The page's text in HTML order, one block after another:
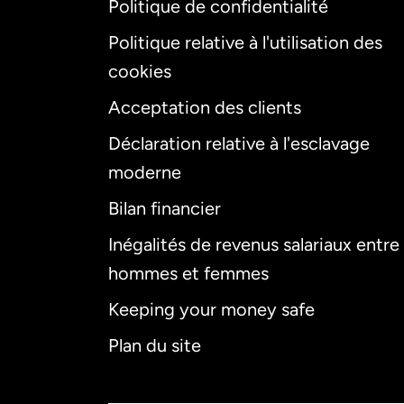
Politique de confidentialité
Politique relative à l'utilisation des
cookies
Acceptation des clients
Déclaration relative à l'esclavage
moderne
Bilan financier
Inégalités de revenus salariaux entre
hommes et femmes
Keeping your money safe
Plan du site